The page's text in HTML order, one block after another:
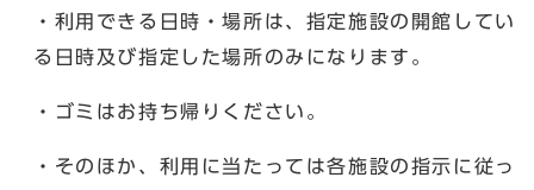
・利用できる日時・場所は、指定施設の開館してい
る日時及び指定した場所のみになります。
・ゴミはお持ち帰りください。
・そのほか、利用に当たっては各施設の指示に従っ